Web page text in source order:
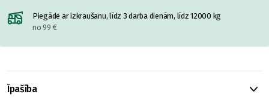
Piegāde ar izkraušanu, līdz 3 darba dienām, līdz 12000 kg
no 99 €
Īpašība